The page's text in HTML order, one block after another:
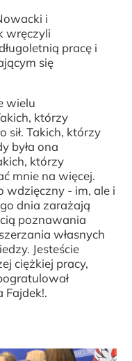
i
wręczyli
pracę i
się
wielu
którzy
sił. Takich, którzy
była ona
którzy
mnie na więcej.
wdzięczny - im, ale i
dnia zarażają
poznawania
własnych
Jesteście
ciężkiej pracy,